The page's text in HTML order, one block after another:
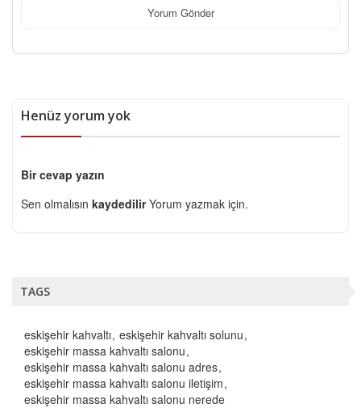
Yorum Gönder
Henüz yorum yok
Bir cevap yazın
Sen olmalısın kaydedilirYorum yazmak için.
TAGS
eskişehir kahvaltı eskişehir kahvaltı solunu
eskişehir massa kahvaltı salonu
eskişehir massa kahvaltı salonu adres
eskişehir massa kahvaltı salonu iletişim
eskişehir massa kahvaltı salonu nerede